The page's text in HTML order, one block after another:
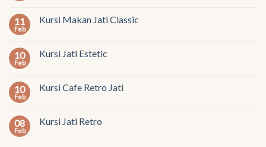
11
Feb
Kursi Makan Jati Classic
10
Feb
Kursi Jati Estetic
10
Feb
Kursi Cafe Retro Jati
08
Feb
Kursi Jati Retro